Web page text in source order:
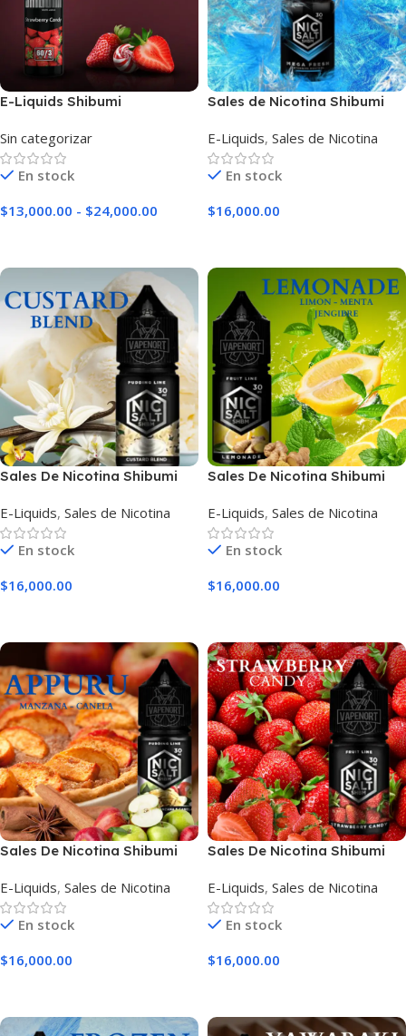
E-Liquids Shibumi
Sin categorizar
En stock
$13,000.00 - $24,000.00
Sales de Nicotina Shibumi
E-Liquids, Sales de Nicotina
En stock
$16,000.00
Sales De Nicotina Shibumi
E-Liquids, Sales de Nicotina
En stock
$16,000.00
Sales De Nicotina Shibumi
E-Liquids, Sales de Nicotina
En stock
$16,000.00
Sales De Nicotina Shibumi
E-Liquids, Sales de Nicotina
En stock
$16,000.00
Sales De Nicotina Shibumi
E-Liquids, Sales de Nicotina
En stock
$16,000.00